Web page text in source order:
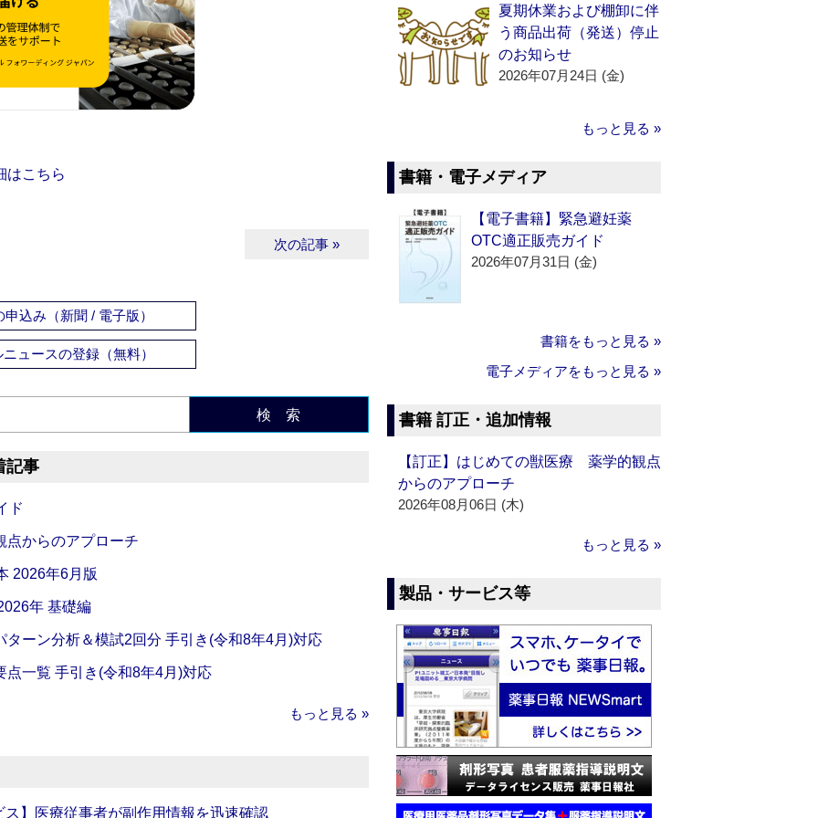
はこちら
次の記事 »
申込み（新聞 / 電子版）
ュースの登録（無料）
検 索
記事
ド
からのアプローチ
2026年6月版
年 基礎編
ーン分析＆模試2回分 手引き(令和8年4月)対応
一覧 手引き(令和8年4月)対応
もっと見る »
】医療従事者が副作用情報を迅速確認
夏期休業および棚卸に伴
う商品出荷（発送）停止
のお知らせ
2026年07月24日 (金)
もっと見る »
書籍・電子メディア
【電子書籍】緊急避妊薬
OTC適正販売ガイド
2026年07月31日 (金)
書籍をもっと見る »
電子メディアをもっと見る »
書籍 訂正・追加情報
【訂正】はじめての獣医療 薬学的観点
からのアプローチ
2026年08月06日 (木)
もっと見る »
製品・サービス等